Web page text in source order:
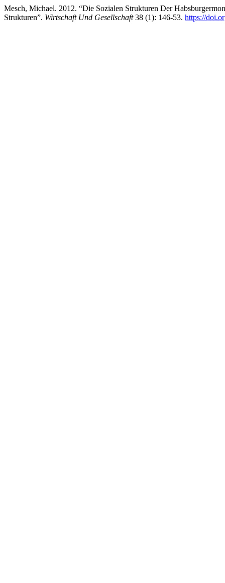
Mesch, Michael. 2012. “Die Sozialen Strukturen Der
Strukturen”. Wirtschaft Und Gesellschaft38 (1): 146-53. https://